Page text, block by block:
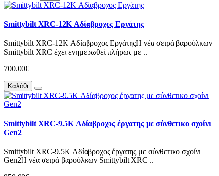
Smittybilt XRC-12K Αδίαβροχος Εργάτης
Smittybilt XRC-12K Αδίαβροχος ΕργάτηςΗ νέα σειρά βαρούλκων
Smittybilt XRC έχει ενημερωθεί πλήρως με ..
700.00€
Καλάθι
Smittybilt XRC-9.5K Αδίαβροχος έργατης με σύνθετικο σχοίνι
Gen2
Smittybilt XRC-9.5K Αδίαβροχος έργατης με σύνθετικο σχοίνι
Gen2Η νέα σειρά βαρούλκων Smittybilt XRC ..